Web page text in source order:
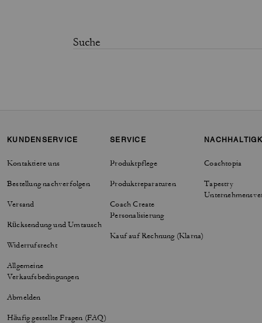
KUNDENSERVICE
Kontaktiere uns
Bestellung nachverfolgen
Versand
Rücksendung und Umtausch
Widerrufsrecht
Allgemeine
Verkaufsbedingungen
Abmelden
Häufig gestellte Fragen (FAQ)
SERVICE
Produktpflege
Produktreparaturen
Coach Create
Personalisierung
Kauf auf Rechnung (Klarna)
Coachtopia
Tapestry